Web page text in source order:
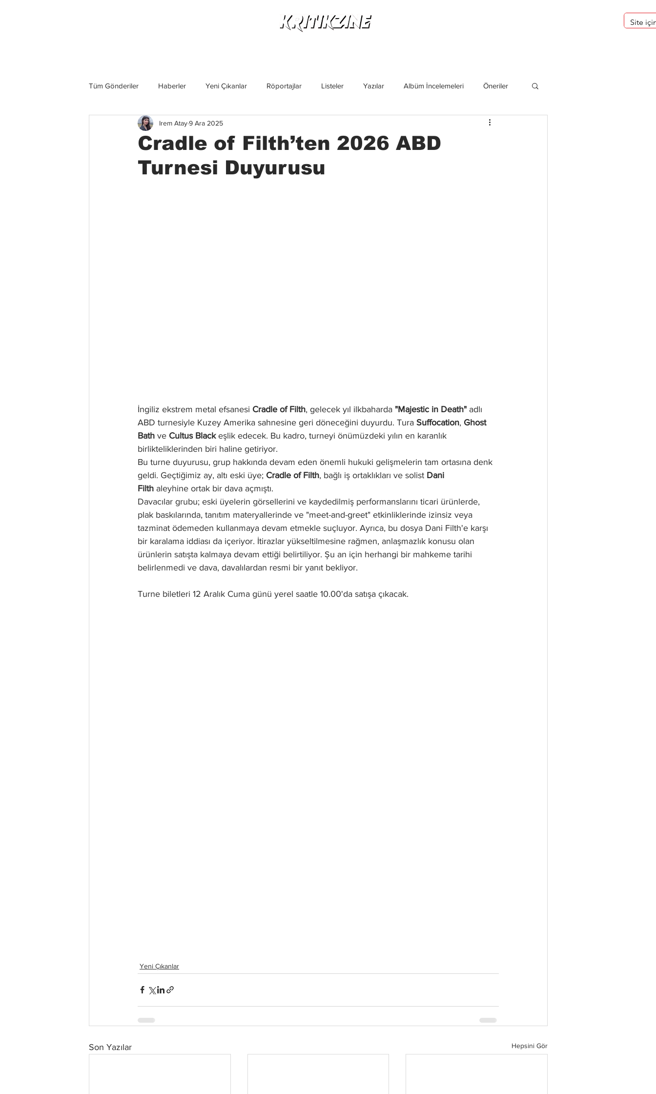
Tüm Gönderiler Haberler Yeni Çıkanlar Röportajlar Listeler Yazılar Albüm İncelemeleri Öneriler
Grup İncelemeleri Konserler
Cradle of Filth’ten 2026 ABD
Turnesi Duyurusu
Irem Atay9 Ara 2025
İngiliz ekstrem metal efsanesi Cradle of Filth, gelecek yıl ilkbaharda "Majestic in Death" adlı
ABD turnesiyle Kuzey Amerika sahnesine geri döneceğini duyurdu. Tura Suffocation, Ghost
Bath ve Cultus Black eşlik edecek. Bu kadro, turneyi önümüzdeki yılın en karanlık
birlikteliklerinden biri haline getiriyor.
Bu turne duyurusu, grup hakkında devam eden önemli hukuki gelişmelerin tam ortasına denk
geldi. Geçtiğimiz ay, altı eski üye; Cradle of Filth, bağlı iş ortaklıkları ve solist Dani
Filth aleyhine ortak bir dava açmıştı.
Davacılar grubu; eski üyelerin görsellerini ve kaydedilmiş performanslarını ticari ürünlerde,
plak baskılarında, tanıtım materyallerinde ve "meet-and-greet" etkinliklerinde izinsiz veya
tazminat ödemeden kullanmaya devam etmekle suçluyor. Ayrıca, bu dosya Dani Filth'e karşı
bir karalama iddiası da içeriyor. İtirazlar yükseltilmesine rağmen, anlaşmazlık konusu olan
ürünlerin satışta kalmaya devam ettiği belirtiliyor. Şu an için herhangi bir mahkeme tarihi
belirlenmedi ve dava, davalılardan resmi bir yanıt bekliyor.
Turne biletleri 12 Aralık Cuma günü yerel saatle 10.00'da satışa çıkacak.
Yeni Çıkanlar
Son Yazılar Hepsini Gör